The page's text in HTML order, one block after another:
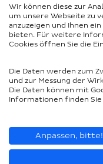
Nachunternehmer
Impressum
Geschlechtergerechte
Compliance
Seitenübersicht
© Piepenbrock Service
Wir können diese zur
um unsere Webseite zu
anzuzeigen und Ihnen
bieten. Für weitere
Cookies öffnen Sie die
Die Daten werden zum
und zur Messung der
Die Daten können mit
Informationen finden Sie
Anpassen, bitte!